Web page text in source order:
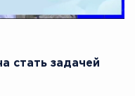
стать задачей